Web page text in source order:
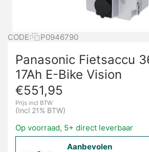
CODE: P0946790
Panasonic Fietsaccu
17Ah E-Bike Vision
€551,95
Prijs incl BTW
(Incl 21% BTW)
Op voorraad, 5+ direct leverbaar
Aanbevolen